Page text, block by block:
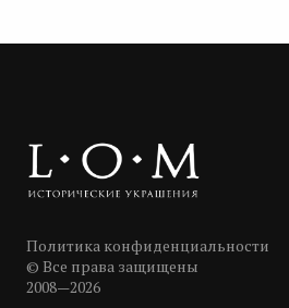
Политика конфиденциальности
© Все права защищены
2008—2026